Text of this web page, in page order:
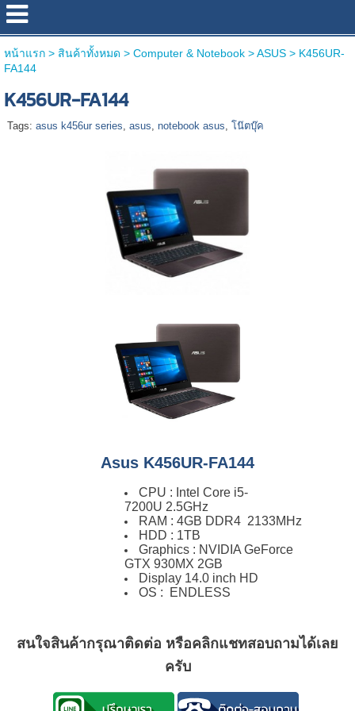
หน้าแรก> สินค้าทั้งหมด > Computer & Notebook>ASUS> K456UR-
FA144
K456UR-FA144
Tags: asus k456ur series, asus, notebook asus, โน๊ตบุ๊ค
Asus K456UR-FA144
CPU : Intel Core i5-
7200U 2.5GHz
RAM : 4GB DDR4 2133MHz
HDD : 1TB
Graphics : NVIDIA GeForce
GTX 930MX 2GB
Display 14.0 inch HD
OS : ENDLESS
สนใจสินค้ากรุณาติดต่อ หรือคลิกแชทสอบถามได้เลย
ครับ